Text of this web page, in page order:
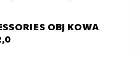
OBJ KOWA